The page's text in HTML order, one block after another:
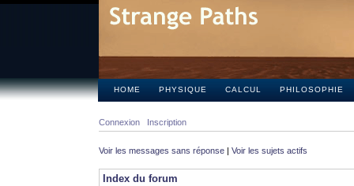
HOME PHYSIQUE CALCUL PHILOSOPHIE
Connexion Inscription
Voir les messages sans réponse | Voir les sujets actifs
Index du forum